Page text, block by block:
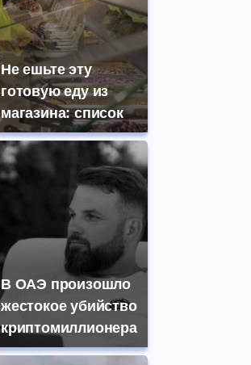
Не ешьте эту
готовую еду из
магазина: список
В ОАЭ произошло
жестокое убийство
криптомиллионера